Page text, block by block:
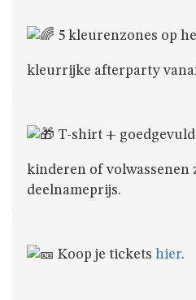
KORTEMARK
LEIDINGSHOEKJE
5 kleurenzones op
kleurrijke afterparty
T-shirt +
kinderen of volwassenen
deelnameprijs.
Koop je tickets hier.